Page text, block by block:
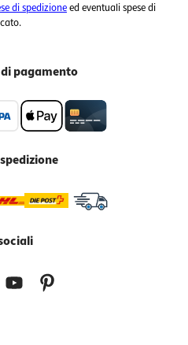
di spedizioneed eventuali spese di
pagamento